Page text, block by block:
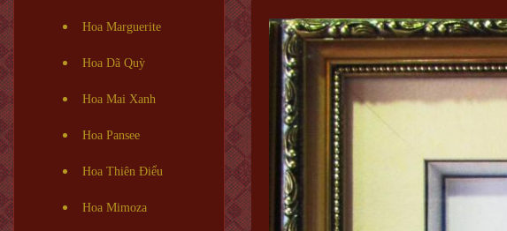
Hoa Marguerite
Hoa Dã Quỳ
Hoa Mai Xanh
Hoa Pansee
Hoa Thiên Điểu
Hoa Mimoza